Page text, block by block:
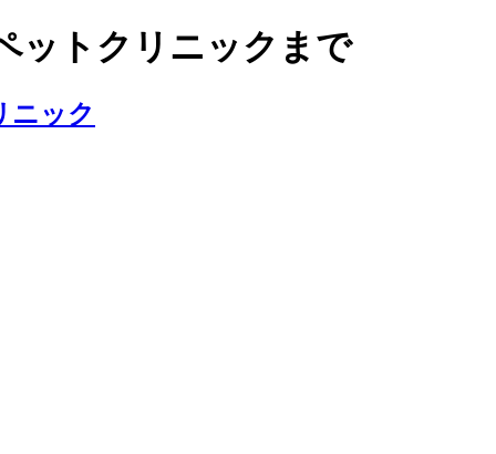
ットクリニックまで